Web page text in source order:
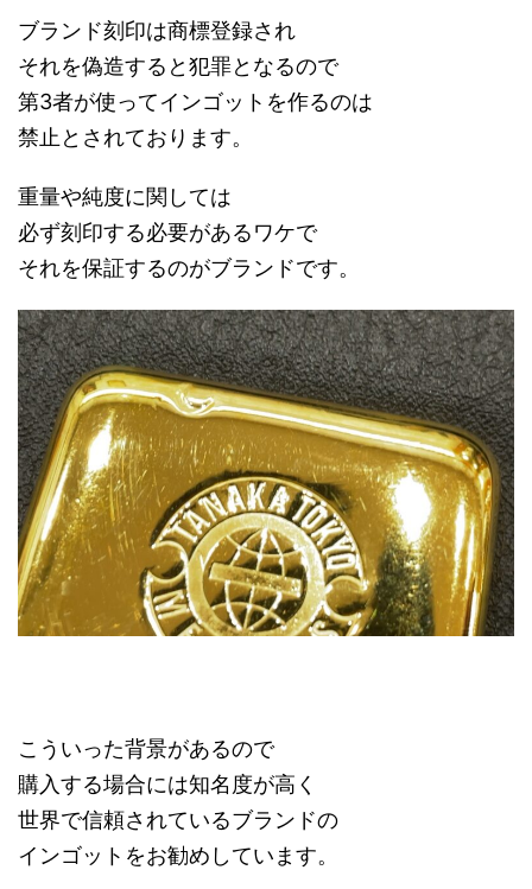
ブランド刻印は商標登録され
それを偽造すると犯罪となるので
第3者が使ってインゴットを作るのは
禁止とされております。
重量や純度に関しては
必ず刻印する必要があるワケで
それを保証するのがブランドです。
こういった背景があるので
購入する場合には知名度が高く
世界で信頼されているブランドの
インゴットをお勧めしています。